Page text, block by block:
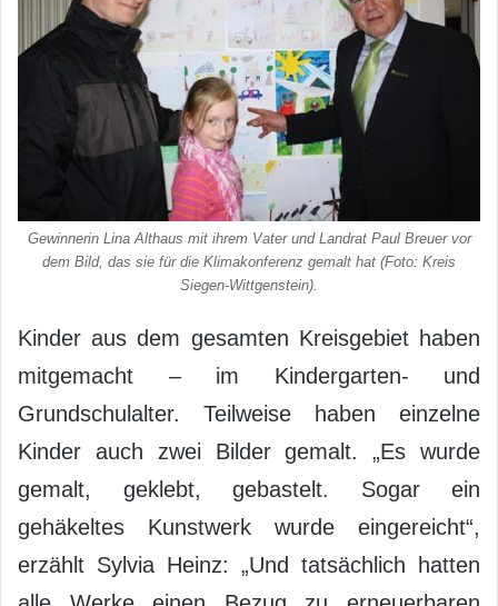
Gewinnerin Lina Althaus mit ihrem Vater und Landrat Paul Breuer vor
dem Bild, das sie für die Klimakonferenz gemalt hat (Foto: Kreis
Siegen-Wittgenstein).
Kinder aus dem gesamten Kreisgebiet haben
mitgemacht – im Kindergarten- und
Grundschulalter. Teilweise haben einzelne
Kinder auch zwei Bilder gemalt. „Es wurde
gemalt, geklebt, gebastelt. Sogar ein
gehäkeltes Kunstwerk wurde eingereicht“,
erzählt Sylvia Heinz: „Und tatsächlich hatten